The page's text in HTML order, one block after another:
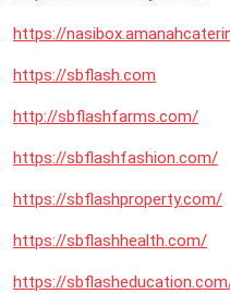
https://
https://sbflash.com
http://sbflashfarms.com/
https://sbflashfashion.com/
https://sbflashproperty.com/
https://sbflashhealth.com/
https://